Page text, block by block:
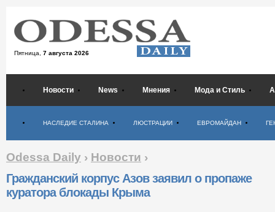
Пятница, 7 августа 2026
Новости News Мнения Мода и Стиль
НАСЛЕДИЕ СТАЛИНА ЛЮСТРАЦИИ ЕВРОМАЙДАН
Odessa Daily › Новости ›
Гражданский корпус Азов заявил о пропаже
куратора блокады Крыма